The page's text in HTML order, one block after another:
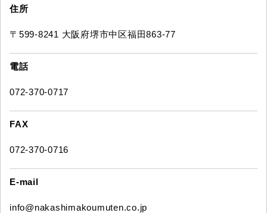
住所
〒599-8241 大阪府堺市中区福田863-77
電話
072-370-0717
FAX
072-370-0716
E-mail
info@nakashimakoumuten.co.jp